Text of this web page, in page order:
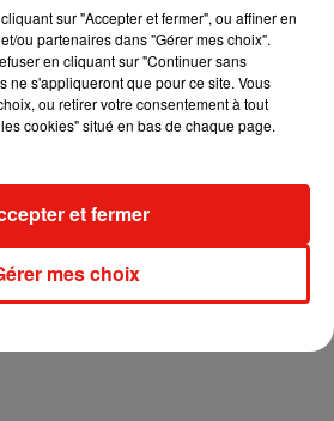
et Didi B dévoilent le single le plus
et Amélie Lens dévoilent leur
tant attendue
sur "Accepter et fermer", ou affiner en
ou partenaires dans "Gérer mes choix".
en cliquant sur "Continuer sans
ne s'appliqueront que pour ce site. Vous
ou retirer votre consentement à tout
cookies" situé en bas de chaque page.
mes choix
et fermer